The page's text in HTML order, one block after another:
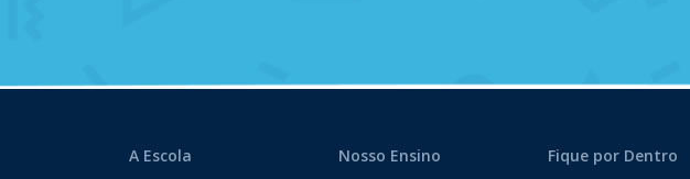
A Escola Nosso Ensino Fique por Dentro